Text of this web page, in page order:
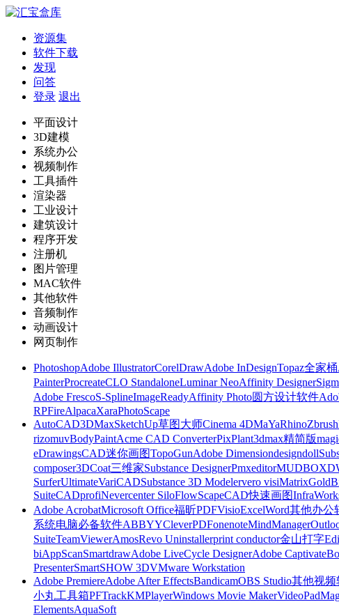
资源集
软件下载
发现
问答
登录 退出
平面设计
3D建模
系统办公
视频制作
工具插件
渲染器
工业设计
建筑设计
程序开发
注册机
图片管理
MAC软件
其他软件
音频制作
动画设计
网页制作
PhotoshopAdobe IllustratorCorelDrawAdobe InDesignTopaz全家桶
PainterProcreateCLO StandaloneLuminar NeoAffinity Designer
Adobe FrescoS-SplineImageReadyAffinity Photo圆方设计软件
RPFireAlpacaXaraPhotoScape
AutoCAD3DMaxSketchUp草图大师Cinema 4DMaYaRhinoZbrush
rizomuvBodyPaintAcme CAD ConverterPixPlant3dmax精简版
eDrawingsCAD迷你画图TopoGunAdobe Dimensiondesigndoll
composer3DCoat三维家Substance DesignerPmxeditorMUDBOX
SurferUltimateVariCADSubstance 3D Modelervero visiMatrixGold
SuiteCADprofiNevercenter SiloFlowScapeCAD快速画图
Adobe AcrobatMicrosoft Office福昕PDFVisioExcelWord其他办公
系统电脑必备软件ABBYYCleverPDFonenoteMindManager
SuiteTeamViewerAmosRevo Uninstallerprint conductor金山打字
biAppScanSmartdrawAdobe LiveCycle DesignerAdobe Captivate
PresenterSmartSHOW 3DVMware Workstation
Adobe PremiereAdobe After EffectsBandicamOBS Studio其他视频
小丸工具箱PFTrackKMPlayerWindows Movie MakerVideoPad
ElementsAquaSoft